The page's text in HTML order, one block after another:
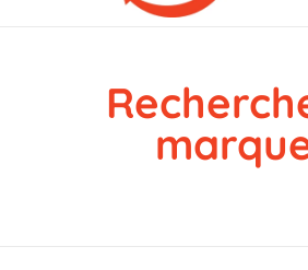
CYP Trading
Professionelle Ersatzteilbeschaffung